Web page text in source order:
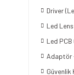
Driver
Led
Led
Adaptör
Güvenlik